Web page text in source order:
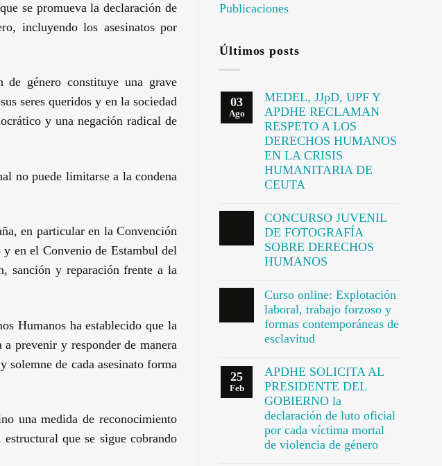
se promueva la declaración de
incluyendo los asesinatos por
género constituye una grave
seres queridos y en la sociedad
y una negación radical de
no puede limitarse a la condena
en particular en la Convención
en el Convenio de Estambul del
sanción y reparación frente a la
Humanos ha establecido que la
prevenir y responder de manera
de cada asesinato forma
una medida de reconocimiento
que se sigue cobrando
Publicaciones
Últimos posts
03
Ago
MEDEL, JJpD, UPF Y
APDHE RECLAMAN
RESPETO A LOS
DERECHOS HUMANOS
EN LA CRISIS
HUMANITARIA DE
CEUTA
CONCURSO JUVENIL
DE FOTOGRAFÍA
SOBRE DERECHOS
HUMANOS
Curso online: Explotación
laboral, trabajo forzoso y
formas contemporáneas de
esclavitud
25
Feb
APDHE SOLICITA AL
PRESIDENTE DEL
GOBIERNO la
declaración de luto oficial
por cada víctima mortal
de violencia de género